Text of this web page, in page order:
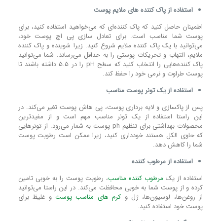
استفاده از پاک کننده‌ های ملایم پوست
اطمینان حاصل کنید که پاک کننده‌ای که می‌خواهید استفاده کنید، برای
پوست شما مناسب است. برای تعادل سازی پی اچ پوست خود،
می‌توانید با یک پاک کننده ملایم شروع کنید. زیرا شوینده و پاک‌ کننده
ملایم، التهاب و تحریکات پوستی را به حداقل می‌رساند. شما می‌توانید
پاک کننده‌هایی را انتخاب کنید که سطح pH را در ۵.۵ داشته باشند تا
پوست طراوت و نرمی خود را حفظ کند.
استفاده از یک تونر پوست مناسب
پس از پاکسازی و لایه‌ برداری پوست، پی هاش پوست تغیر می‌کند. در
این راستا استفاده از یک تونر مناسب مهم است و از مفیدترین
محصولات بهداشتی برای تنظیم ph پوست به شمار می‌رود. از تونرهایی
که حاوی الکل هستند خودداری کنید، زیرا ممکن است رطوبت پوست
شما را کاهش دهد.
استفاده از مرطوب کننده‌
استفاده از یک مرطوب کننده مناسب، رطوبت پوست را به خوبی تامین
کرده و از پوست شما به خوبی محافظت می‌کند. در این راستا می‌توانید
از روغن‌ها، لوسیون‌ها، ژل و کرم‌ های مناسب پوستو غلیظ برای
پوست خود استفاده کنید.